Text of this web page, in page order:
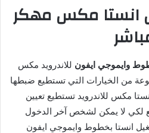
انستا مكس مهكر
للاندرويد مكس
من الخيارات التي تستطيع ضبطها
مكس للاندرويد تستطيع تعيين
لكي لا يمكن لشخص آخر الدخول
انستا بخطوط وايموجي ايفون